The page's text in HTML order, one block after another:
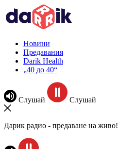
Новини
Предавания
Darik Health
„40 до 40“
Слушай Слушай
Дарик радио - предаване на живо!